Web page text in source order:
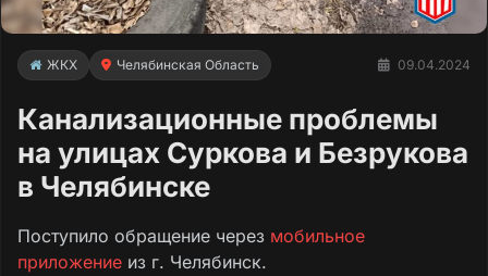
ЖКХ Челябинская Область 09.04.2024
Канализационные проблемы
на улицах Суркова и Безрукова
в Челябинске
Поступило обращение через мобильное
приложение из г. Челябинск.